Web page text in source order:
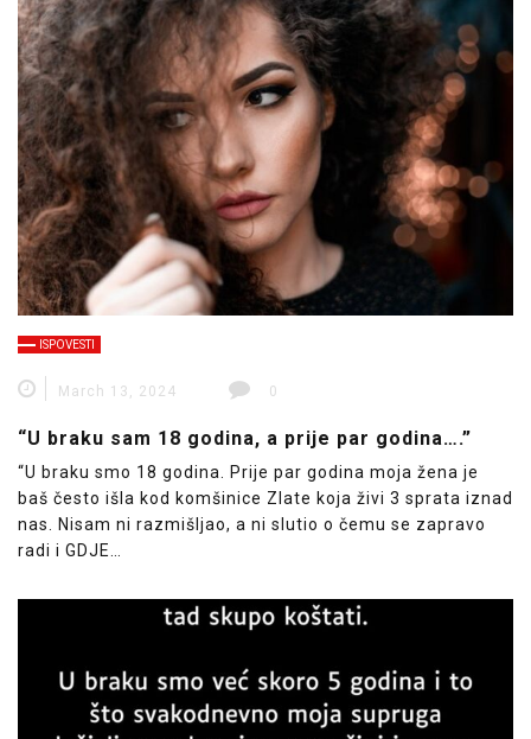
ISPOVESTI
March 13, 2024 0
“U braku sam 18 godina, a prije par godina….”
“U braku smo 18 godina. Prije par godina moja žena je
baš često išla kod komšinice Zlate koja živi 3 sprata iznad
nas. Nisam ni razmišljao, a ni slutio o čemu se zapravo
radi i GDJE…